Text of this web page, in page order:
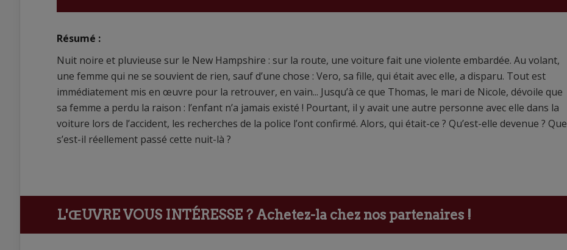
Résumé :
Nuit noire et pluvieuse sur le New Hampshire : sur la route, une voiture fait une violente embardée. Au volant,
une femme qui ne se souvient de rien, sauf d’une chose : Vero, sa fille, qui était avec elle, a disparu. Tout est
immédiatement mis en œuvre pour la retrouver, en vain... Jusqu’à ce que Thomas, le mari de Nicole, dévoile que
sa femme a perdu la raison : l’enfant n’a jamais existé ! Pourtant, il y avait une autre personne avec elle dans la
voiture lors de l’accident, les recherches de la police l’ont confirmé. Alors, qui était-ce ? Qu’est-elle devenue ? Que
s’est-il réellement passé cette nuit-là ?
L'ŒUVRE VOUS INTÉRESSE ? Achetez-la chez nos partenaires !